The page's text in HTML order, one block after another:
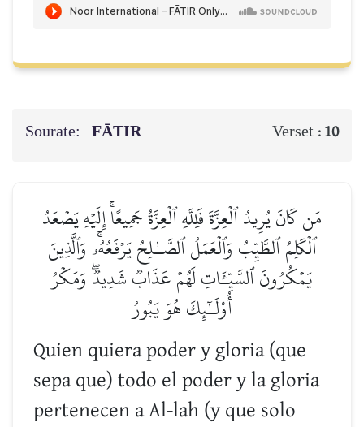
Sourate: FĀTIR Verset : 10
مَن كَانَ يُرِيدُ ٱلۡعِزَّةَ فَلِلَّهِ ٱلۡعِزَّةُ جَمِيعًاۚ إِلَيۡهِ يَصۡعَدُ
ٱلۡكَلِمُ ٱلطَّيِّبُ وَٱلۡعَمَلُ ٱلصَّـٰلِحُ يَرۡفَعُهُۥۚ وَٱلَّذِينَ
يَمۡكُرُونَ ٱلسَّيِّـَٔاتِ لَهُمۡ عَذَابٞ شَدِيدٞۖ وَمَكۡرُ
أُوْلَـٰٓئِكَ هُوَ يَبُورُ
Quien quiera poder y gloria (que
sepa que) todo el poder y la gloria
pertenecen a Al-lah (y que solo